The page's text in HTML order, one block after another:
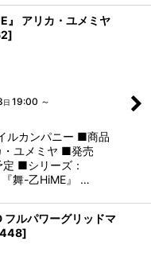
アリカ・ユメミヤ
]
日 19:00 ～
カンパニー ■商品
ユメミヤ ■発売
定 ■シリーズ：
舞-乙HiME』 …
フルパワーグリッドマ
]